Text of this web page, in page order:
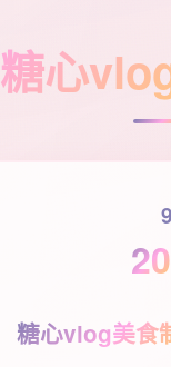
糖心
糖心vlog美食